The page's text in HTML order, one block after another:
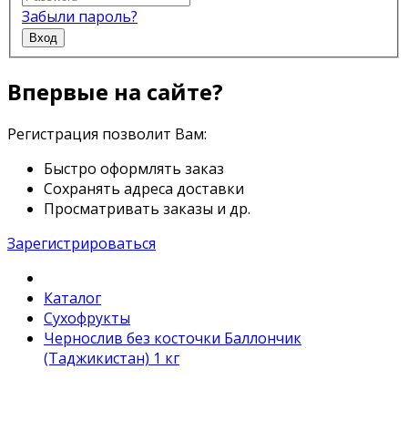
Забыли пароль?
Вход
Впервые на сайте?
Регистрация позволит Вам:
Быстро оформлять заказ
Сохранять адреса доставки
Просматривать заказы и др.
Зарегистрироваться
Каталог
Сухофрукты
Чернослив без косточки Баллончик
(Таджикистан) 1 кг